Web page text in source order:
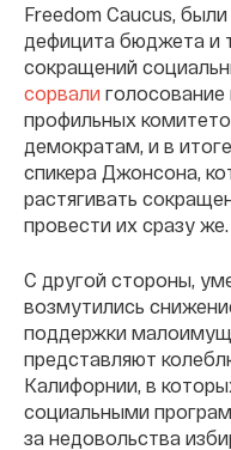
Freedom Caucus,
дефицита бюджета и
сокращений
сорвали
профильных
демократам, и в
спикера Джонсона,
растягивать
провести их сразу же.
С другой стороны,
возмутились
поддержки
представляют
Калифорнии, в
социальными
за недовольства